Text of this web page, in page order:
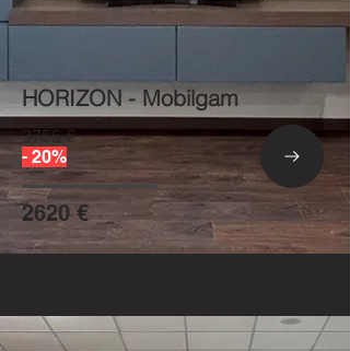
HORIZON - Mobilgam
3755 €
- 20%
2620 €